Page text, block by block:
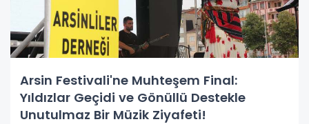
Arsin Festivali'ne Muhteşem Final:
Yıldızlar Geçidi ve Gönüllü Destekle
Unutulmaz Bir Müzik Ziyafeti!